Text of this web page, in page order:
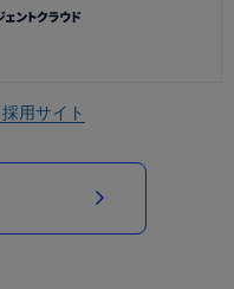
採用サイト